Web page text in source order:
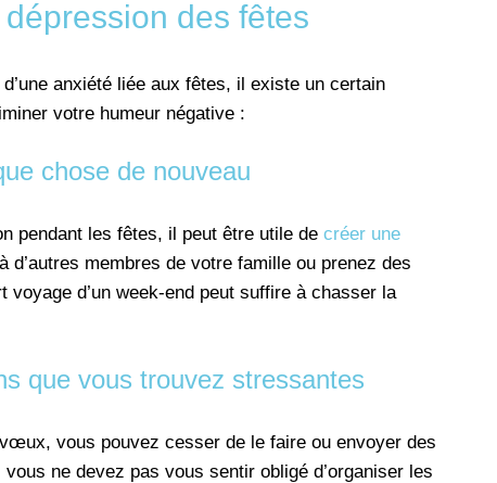
des fêtes
anxiété liée aux fêtes, il existe un certain
votre humeur négative :
chose de nouveau
pendant les fêtes, il peut être utile de créer une
d’autres membres de votre famille ou prenez des
d’un week-end peut suffire à chasser la
que vous trouvez stressantes
vous pouvez cesser de le faire ou envoyer des
ne devez pas vous sentir obligé d’organiser les